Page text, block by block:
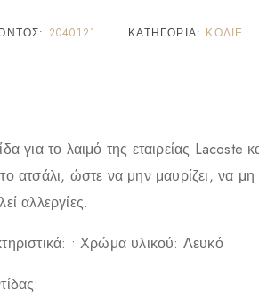
2040121 ΚΑΤΗΓΟΡΊΑ: ΚΟΛΙΈ
για το λαιμό της εταιρείας Lacoste
ατσάλι, ώστε να μην μαυρίζει, να μη
αλλεργίες.
• Χρώμα υλικού: Λευκό